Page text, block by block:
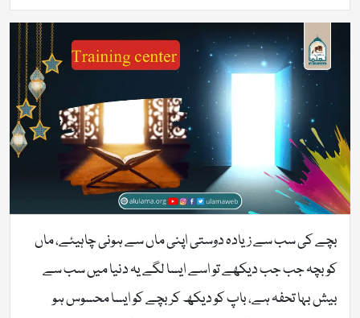
بچے کی سب سے زیادہ دوستی اپنی ماں سے ہونی چاہیئے، ماں
کو بچہ جب جب دیکھے تو اسے ایسا لگے یہ دنیا میں سب سے
بیش بہا تحفہ ہے، باپ کو دیکھ کر بچے کو ایسا محسوس ہو